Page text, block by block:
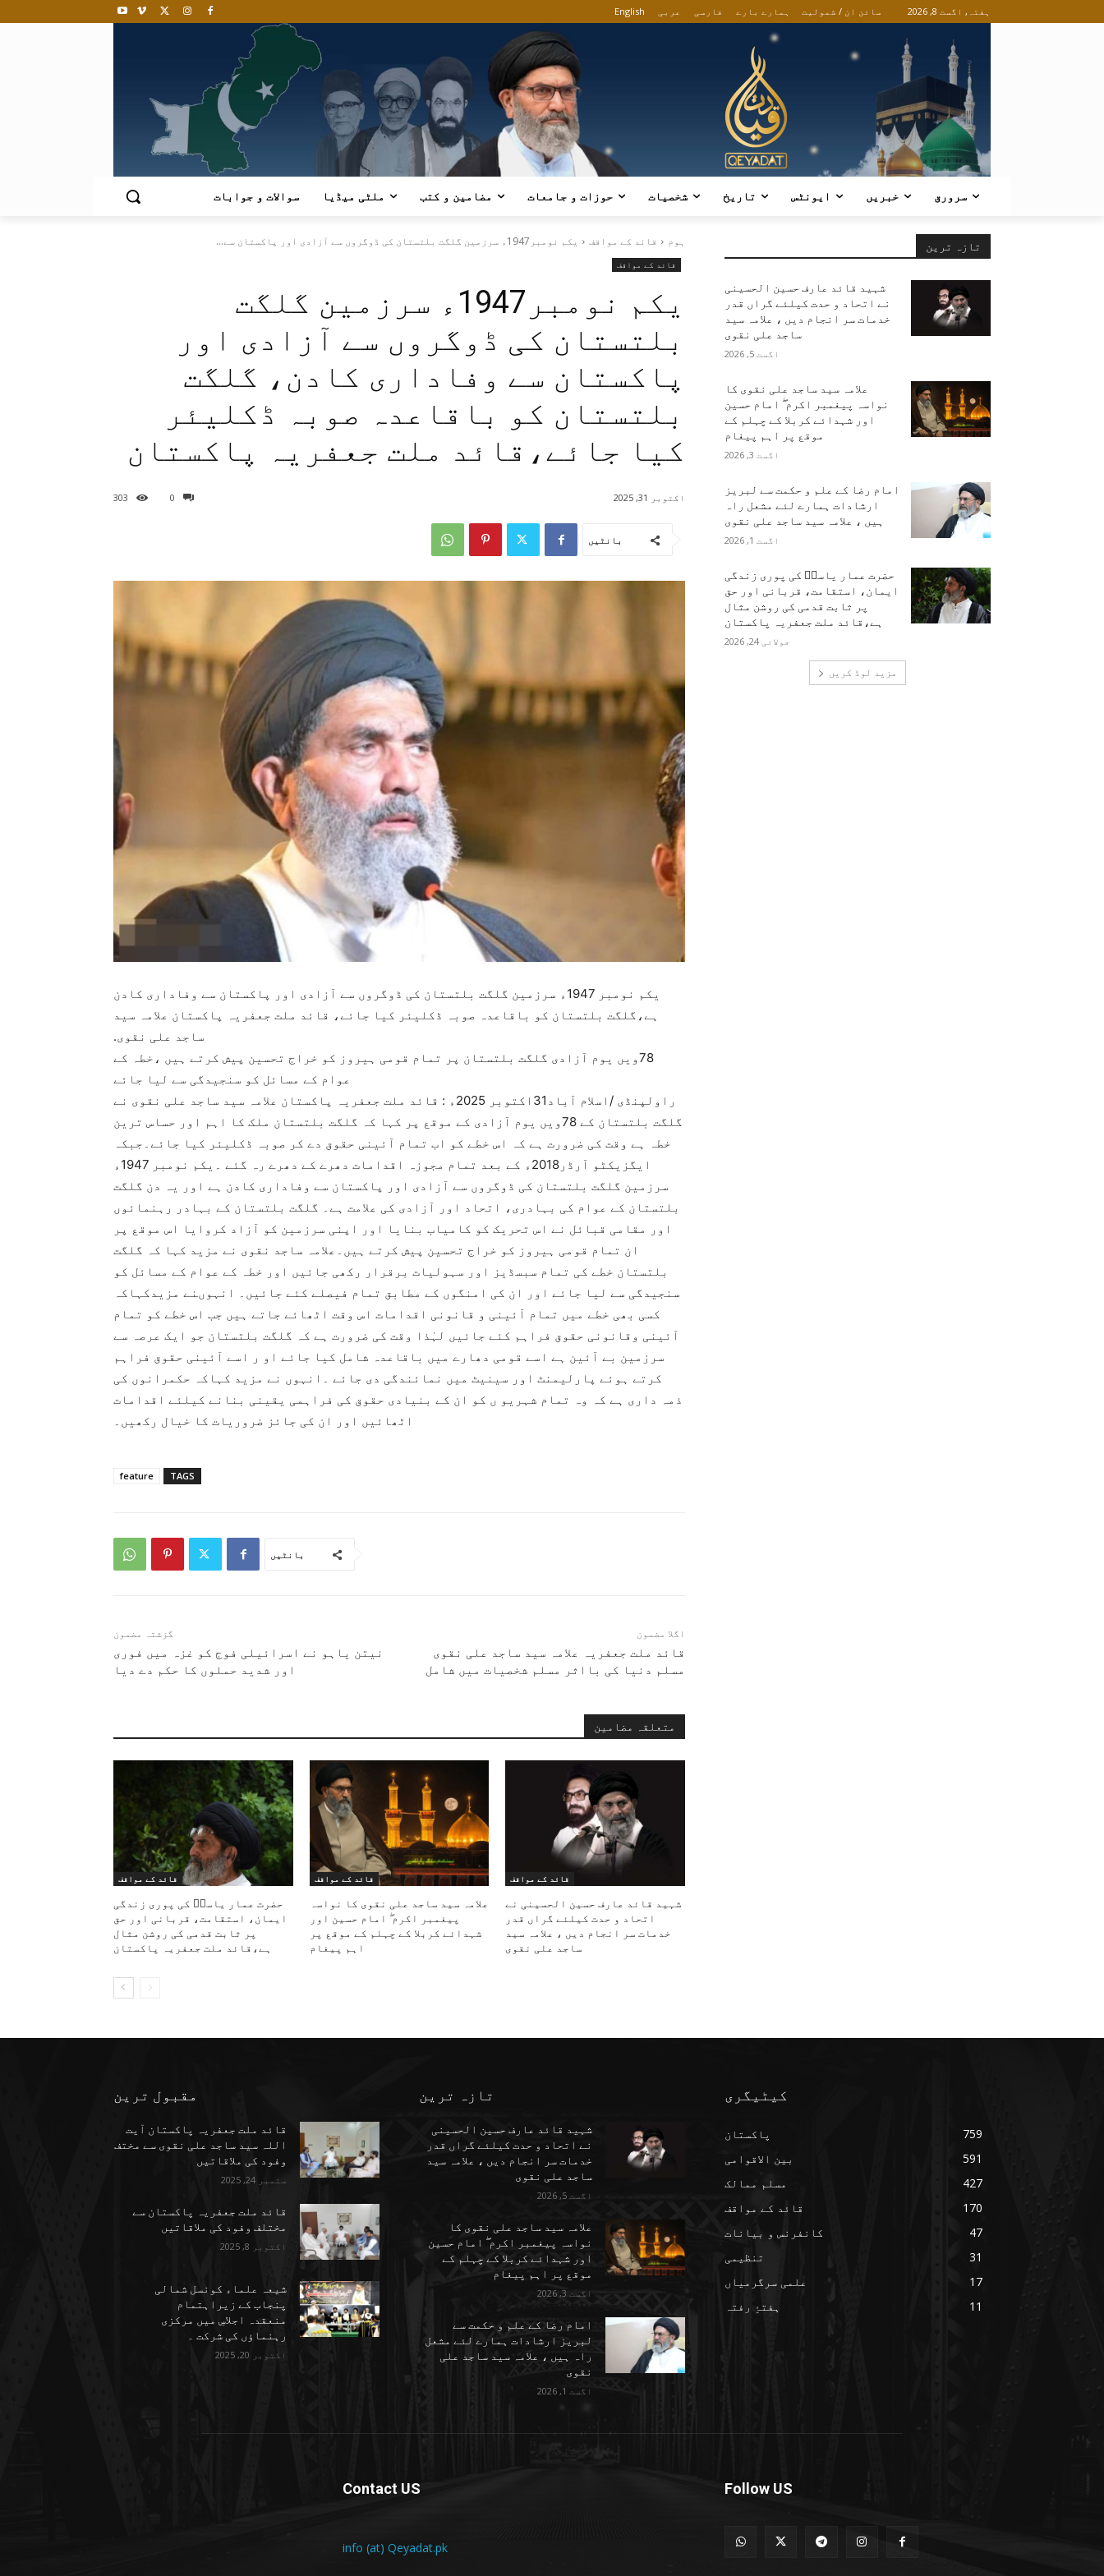
ہفتہ, اگست 8, 2026 سائن ان / شمولیت English عربی فارسی ہمارے بارے
سرورق خبریں ایونٹس تاریخ شخصیات حوزات و جامعات مضامین و کتب ملٹی میڈیا سوالات و جوابات
ہوم قائد کے مواقف یکم نومبر1947ء سرزمین گلگت بلتستان کی ڈوگروں سے آزادی اور پاکستان سے...
قائد کے مواقف
یکم نومبر1947ء سرزمین گلگت
بلتستان کی ڈوگروں سے آزادی اور
پاکستان سے وفاداری کادن، گلگت
بلتستان کو باقاعدہ صوبہ ڈکلیئر
کیا جائے،قائد ملت جعفریہ پاکستان
0
303 اکتوبر 31, 2025
بانٹیں
یکم نومبر 1947ء سرزمین گلگت بلتستان کی ڈوگروں سے آزادی اور پاکستان سے وفاداری کادن
ہے،گلگت بلتستان کو باقاعدہ صوبہ ڈکلیئر کیا جائے، قائد ملت جعفریہ پاکستان علامہ سید
ساجد علی نقوی.
78ویں یوم آزادی گلگت بلتستان پر تمام قومی ہیروز کو خراج تحسین پیش کرتے ہیں ،خطہ کے
عوام کے مسائل کو سنجیدگی سے لیا جائے
راولپنڈی /اسلام آباد31اکتوبر 2025ء : قائد ملت جعفریہ پاکستان علامہ سید ساجد علی نقوی نے
گلگت بلتستان کے 78ویں یوم آزادی کے موقع پر کہا کہ گلگت بلتستان ملک کا اہم اور حساس ترین
خطہ ہے وقت کی ضرورت ہے کہ اس خطے کو اب تمام آئینی حقوق دے کر صوبہ ڈکلیئر کیا جائے۔جبکہ
ایگزیکٹو آرڈر2018ء کے بعد تمام مجوزہ اقدامات دھرے کے دھرے رہ گئے ۔یکم نومبر 1947ء
سرزمین گلگت بلتستان کی ڈوگروں سے آزادی اور پاکستان سے وفاداری کادن ہے اور یہ دن گلگت
بلتستان کے عوام کی بہادری، اتحاد اور آزادی کی علامت ہے۔ گلگت بلتستان کے بہادر رہنمائوں
اور مقامی قبائل نے اس تحریک کو کامیاب بنایا اور اپنی سرزمین کو آزاد کروایا اس موقع پر
ان تمام قومی ہیروز کو خراج تحسین پیش کرتے ہیں۔علامہ ساجد نقوی نے مزید کہا کہ گلگت
بلتستان خطے کی تمام سبسڈیز اور سہولیات برقرار رکھی جائیں اور خطہ کے عوام کے مسائل کو
سنجیدگی سے لیا جائے اور ان کی امنگوں کے مطابق تمام فیصلے کئے جائیں۔ انہوںنے مزیدکہاکہ
کسی بھی خطے میں تمام آئینی و قانونی اقدامات اس وقت اٹھائے جاتے ہیں جب اس خطے کو تمام
آئینی وقانونی حقوق فراہم کئے جائیں لہٰذا وقت کی ضرورت ہے کہ گلگت بلتستان جو ایک عرصہ سے
سرزمین بے آئین ہے اسے قومی دھارے میں باقاعدہ شامل کیا جائے او ر اسے آئینی حقوق فراہم
کرتے ہوئے پارلیمنٹ اور سینیٹ میں نمائندگی دی جائے ۔انہوں نے مزید کہاکہ حکمرانوں کی
ذمہ داری ہے کہ وہ تمام شہریو ں کو ان کے بنیادی حقوق کی فراہمی یقینی بنانے کیلئے اقدامات
اٹھائیں اور ان کی جائز ضروریات کا خیال رکھیں۔
TAGS
feature
بانٹیں
گزشتہ مضمون
نیتن یاہو نے اسرائیلی فوج کو غزہ میں فوری
اور شدید حملوں کا حکم دے دیا
اگلا مضمون
قائد ملت جعفریہ علامہ سید ساجد علی نقوی
مسلم دنیا کی بااثر مسلم شخصیات میں شامل
متعلقہ مضامین
قائد کے مواقف
شہید قائد عارف حسین الحسینی نے
اتحاد و حدت کیلئے گراں قدر
خدمات سر انجام دیں ، علامہ سید
ساجد علی نقوی
قائد کے مواقف
علامہ سید ساجد علی نقوی کا نواسہ
پیغمبر اکرم ۖ امام حسین اور
شہدائے کربلا کے چہلم کے موقع پر
اہم پیغام
قائد کے مواقف
حضرت عمار یاسرؑ کی پوری زندگی
ایمان، استقامت، قربانی اور حق
پر ثابت قدمی کی روشن مثال
ہے،قائد ملت جعفریہ پاکستان
تازہ ترین
شہید قائد عارف حسین الحسینی
نے اتحاد و حدت کیلئے گراں قدر
خدمات سر انجام دیں ، علامہ سید
ساجد علی نقوی
اگست 5, 2026
علامہ سید ساجد علی نقوی کا
نواسہ پیغمبر اکرم ۖ امام حسین
اور شہدائے کربلا کے چہلم کے
موقع پر اہم پیغام
اگست 3, 2026
امام رضا کے علم و حکمت سے لبریز
ارشادات ہمارے لئے مشعل راہ
ہیں ، علامہ سید ساجد علی نقوی
اگست 1, 2026
حضرت عمار یاسرؑ کی پوری زندگی
ایمان، استقامت، قربانی اور حق
پر ثابت قدمی کی روشن مثال
ہے،قائد ملت جعفریہ پاکستان
جولائی 24, 2026
مزید لوڈ کریں
مقبول ترین
قائد ملت جعفریہ پاکستان آیت
اللہ سید ساجد علی نقوی سے مختف
وفود کی ملاقاتیں
ستمبر 24, 2025
قائد ملت جعفریہ پاکستان سے
مختلف وفود کی ملاقاتیں
اکتوبر 8, 2025
شیعہ علماء کونسل شمالی
پنجاب کے زیراہتمام
منعقدہ اجلاسِ میں مرکزی
رہنماؤں کی شرکت ۔
اکتوبر 20, 2025
تازہ ترین
شہید قائد عارف حسین الحسینی
نے اتحاد و حدت کیلئے گراں قدر
خدمات سر انجام دیں ، علامہ سید
ساجد علی نقوی
اگست 5, 2026
علامہ سید ساجد علی نقوی کا
نواسہ پیغمبر اکرم ۖ امام حسین
اور شہدائے کربلا کے چہلم کے
موقع پر اہم پیغام
اگست 3, 2026
امام رضا کے علم و حکمت سے
لبریز ارشادات ہمارے لئے مشعل
راہ ہیں ، علامہ سید ساجد علی
نقوی
اگست 1, 2026
کیٹیگری
پاکستان
759
بین الاقوامی
591
مسلم ممالک
427
قائد کے مواقف
170
کانفرنس و بیانات
47
تنظیمی
31
علمی سرگرمیاں
17
ہفتۂِ رفتہ
11
Contact US
info (at) Qeyadat.pk
Follow US